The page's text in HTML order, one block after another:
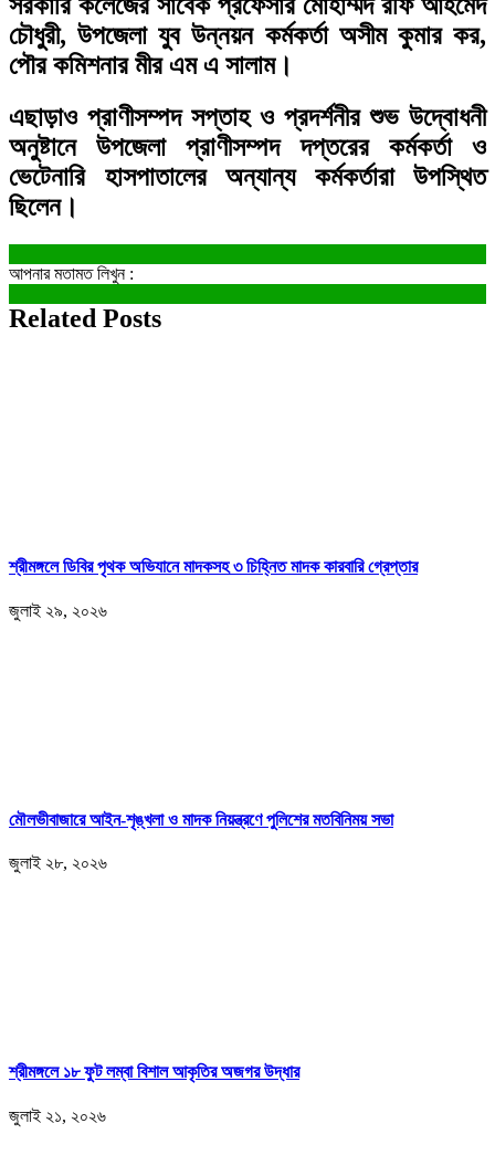
চৌধুরী, উপজেলা যুব উন্নয়ন কর্মকর্তা অসীম কুমার কর,
পৌর কমিশনার মীর এম এ সালাম।
এছাড়াও প্রাণীসম্পদ সপ্তাহ ও প্রদর্শনীর শুভ উদ্বোধনী
অনুষ্টানে উপজেলা প্রাণীসম্পদ দপ্তরের কর্মকর্তা ও
ভেটেনারি হাসপাতালের অন্যান্য কর্মকর্তারা উপস্থিত
ছিলেন।
আপনার মতামত লিখুন :
Related Posts
শ্রীমঙ্গলে ডিবির পৃথক অভিযানে মাদকসহ ৩ চিহ্নিত মাদক কারবারি গ্রেপ্তার
জুলাই ২৯, ২০২৬
মৌলভীবাজারে আইন-শৃঙ্খলা ও মাদক নিয়ন্ত্রণে পুলিশের মতবিনিময় সভা
জুলাই ২৮, ২০২৬
শ্রীমঙ্গলে ১৮ ফুট লম্বা বিশাল আকৃতির অজগর উদ্ধার
জুলাই ২১, ২০২৬